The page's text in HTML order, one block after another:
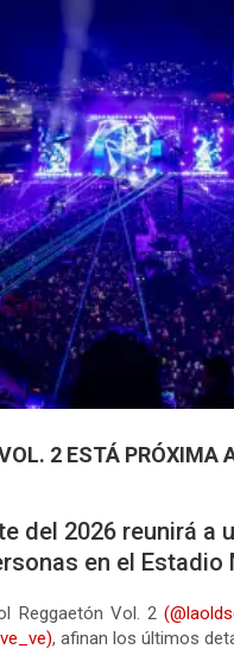
2 ESTÁ PRÓXIMA
del 2026 reunirá a
en el
Reggaetón Vol. 2
, afinan los últimos